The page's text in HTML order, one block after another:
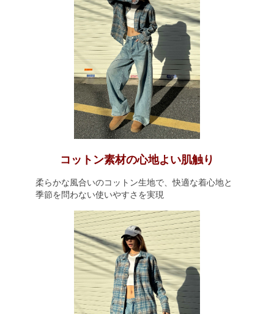
コットン素材の心地よい肌触り
柔らかな風合いのコットン生地で、快適な着心地と
季節を問わない使いやすさを実現